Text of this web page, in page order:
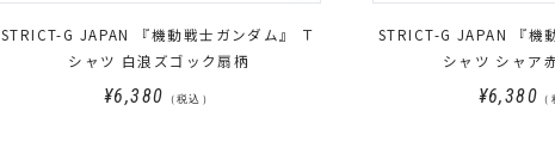
STRICT-G JAPAN 『機動戦士ガンダム』 Ｔ
シャツ 白浪ズゴック扇柄
¥6,380 （税込）
STRICT-G JAPAN 『機
シャツ シャア
¥6,380